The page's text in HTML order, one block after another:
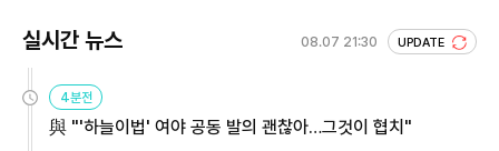
실시간 뉴스 08.07 21:30 UPDATE
4분전
與 "'하늘이법' 여야 공동 발의 괜찮아…그것이 협치"